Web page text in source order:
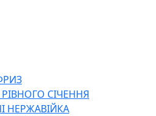
СІЧЕННЯ
НЕРЖАВІЙКА